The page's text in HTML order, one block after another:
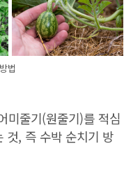
법
미줄기(원줄기)를 적심
것, 즉 수박 순치기 방